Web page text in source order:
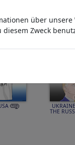
THE
über
Zweck